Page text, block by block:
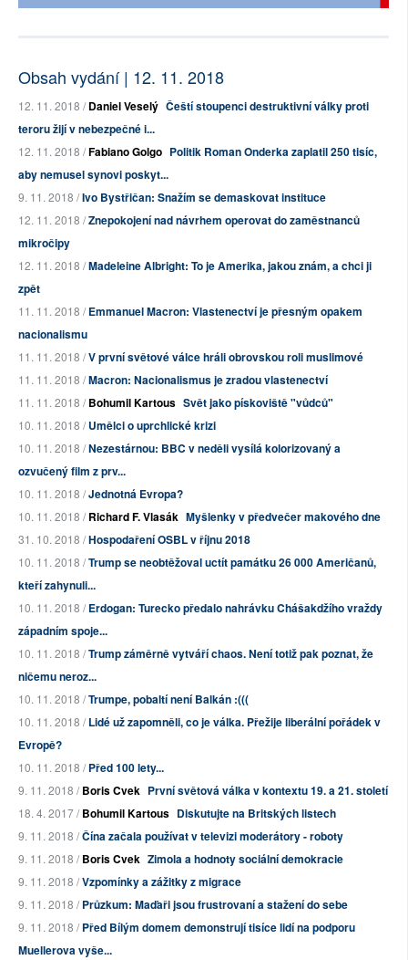
Obsah vydání | 12. 11. 2018
12. 11. 2018 /Daniel Veselý Čeští stoupenci destruktivní války proti
teroru žijí v nebezpečné i...
12. 11. 2018 /Fabiano Golgo Politik Roman Onderka zaplatil 250 tisíc,
aby nemusel synovi poskyt...
9. 11. 2018 /Ivo Bystřičan: Snažím se demaskovat instituce
12. 11. 2018 /Znepokojení nad návrhem operovat do zaměstnanců
mikročipy
12. 11. 2018 /Madeleine Albright: To je Amerika, jakou znám, a chci ji
zpět
11. 11. 2018 /Emmanuel Macron: Vlastenectví je přesným opakem
nacionalismu
11. 11. 2018 /V první světové válce hráli obrovskou roli muslimové
11. 11. 2018 /Macron: Nacionalismus je zradou vlastenectví
11. 11. 2018 /Bohumil Kartous Svět jako pískoviště "vůdců"
10. 11. 2018 /Umělci o uprchlické krizi
10. 11. 2018 /Nezestárnou: BBC v neděli vysílá kolorizovaný a
ozvučený film z prv...
10. 11. 2018 /Jednotná Evropa?
10. 11. 2018 /Richard F. Vlasák Myšlenky v předvečer makového dne
31. 10. 2018 /Hospodaření OSBL v říjnu 2018
10. 11. 2018 /Trump se neobtěžoval uctít památku 26 000 Američanů,
kteří zahynuli...
10. 11. 2018 /Erdogan: Turecko předalo nahrávku Chášakdžího vraždy
západním spoje...
10. 11. 2018 /Trump záměrně vytváří chaos. Není totiž pak poznat, že
ničemu neroz...
10. 11. 2018 /Trumpe, pobaltí není Balkán :(((
10. 11. 2018 /Lidé už zapomněli, co je válka. Přežije liberální pořádek v
Evropě?
10. 11. 2018 /Před 100 lety...
9. 11. 2018 /Boris Cvek První světová válka v kontextu 19. a 21. století
18. 4. 2017 /Bohumil Kartous Diskutujte na Britských listech
9. 11. 2018 /Čína začala používat v televizi moderátory - roboty
9. 11. 2018 /Boris Cvek Zimola a hodnoty sociální demokracie
9. 11. 2018 /Vzpomínky a zážitky z migrace
9. 11. 2018 /Průzkum: Maďaři jsou frustrovaní a stažení do sebe
9. 11. 2018 /Před Bílým domem demonstrují tisíce lidí na podporu
Muellerova vyše...